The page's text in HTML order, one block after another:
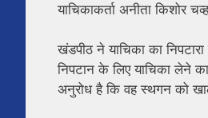
याचिकाकर्ता अनीता किशोर
खंडपीठ ने याचिका का
निपटान के लिए याचिका लेने
अनुरोध है कि वह स्थगन को